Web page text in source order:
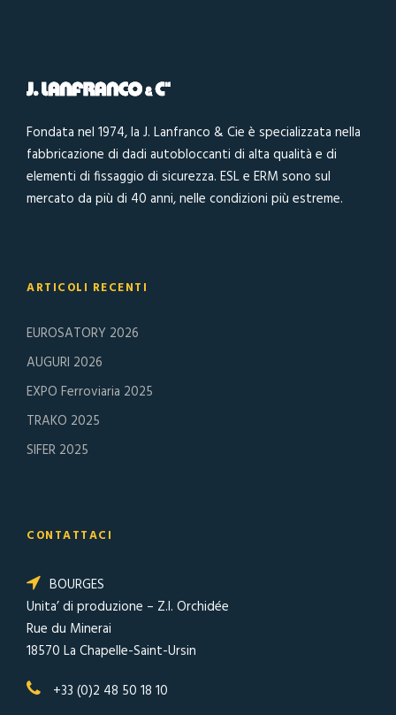
Fondata nel 1974, la J. Lanfranco & Cie è specializzata nella
fabbricazione di dadi autobloccanti di alta qualità e di
elementi di fissaggio di sicurezza. ESL e ERM sono sul
mercato da più di 40 anni, nelle condizioni più estreme.
ARTICOLI RECENTI
EUROSATORY 2026
AUGURI 2026
EXPO Ferroviaria 2025
TRAKO 2025
SIFER 2025
CONTATTACI
BOURGES
Unita’ di produzione – Z.I. Orchidée
Rue du Minerai
18570 La Chapelle-Saint-Ursin
+33 (0)2 48 50 18 10